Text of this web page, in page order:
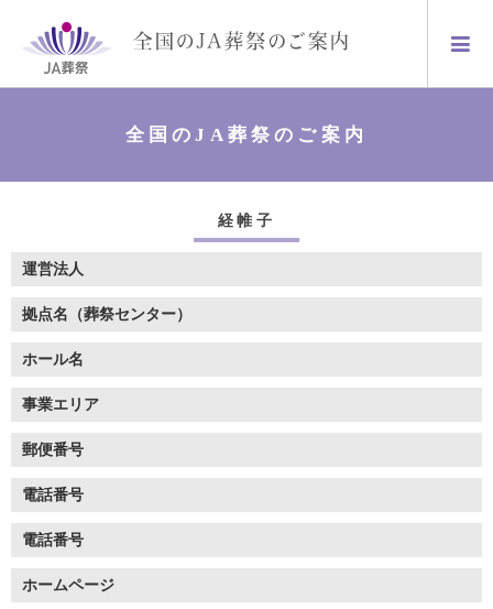
全国のJA葬祭のご案内
経帷子
運営法人
拠点名（葬祭センター）
ホール名
事業エリア
郵便番号
電話番号
電話番号
ホームページ